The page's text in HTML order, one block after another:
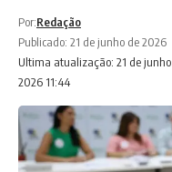
Ultima atualização: 21 de
2026 11:44
Por:Redação
Publicado: 21 de junho de 2026